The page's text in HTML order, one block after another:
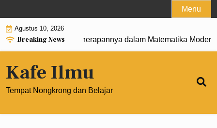
to
content
Menu
Agustus 10, 2026
Breaking News
Rumus, dan Penerapannya dalam Matematika Modern |
Kafe Ilmu
Tempat Nongkrong dan Belajar